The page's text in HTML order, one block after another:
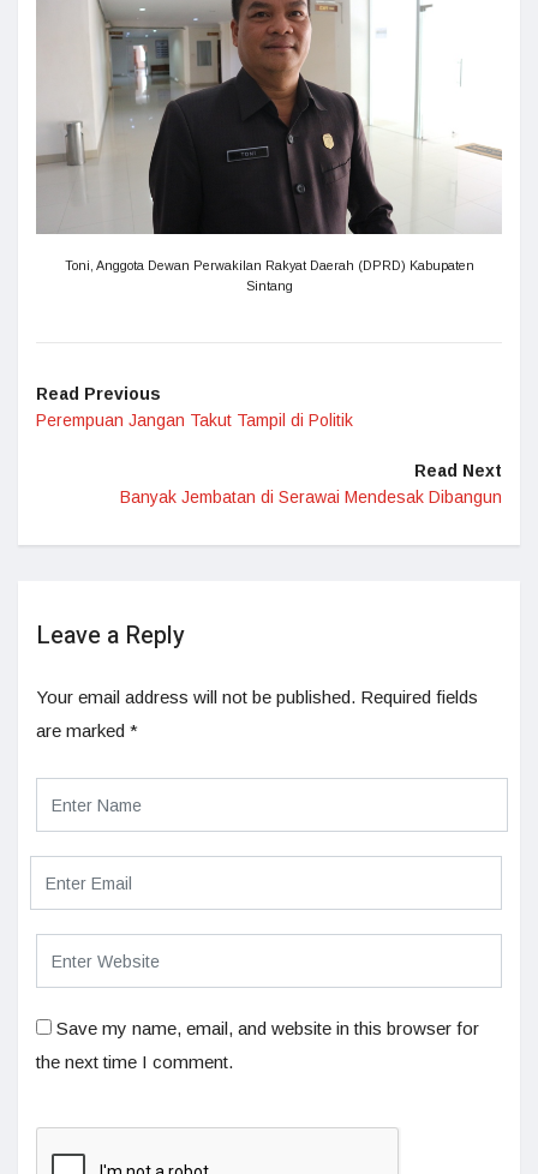
Toni, Anggota Dewan Perwakilan Rakyat Daerah (DPRD) Kabupaten
Sintang
Read Previous
Perempuan Jangan Takut Tampil di Politik
Read Next
Banyak Jembatan di Serawai Mendesak Dibangun
Leave a Reply
Your email address will not be published. Required fields
are marked *
Save my name, email, and website in this browser for
the next time I comment.